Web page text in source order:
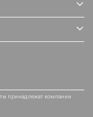
принадлежат компании